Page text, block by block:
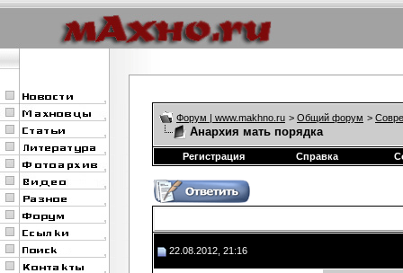
Форум | www.makhno.ru > Общий форум >
Анархия мать порядка
Регистрация Справка
22.08.2012, 21:16